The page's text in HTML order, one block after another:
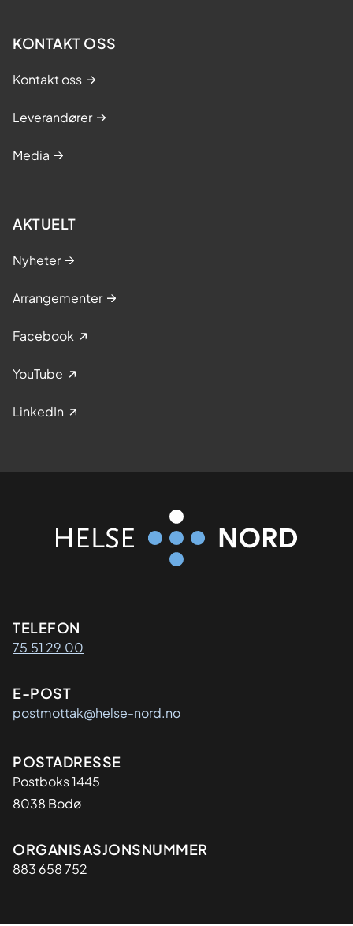
KONTAKT OSS
Kontakt oss
Leverandører
Media
AKTUELT
Nyheter
Arrangementer
Facebook
YouTube
LinkedIn
Kontaktinformasjon
TELEFON
75 51 29 00
E-POST
postmottak@helse-nord.no
Adresse
POSTADRESSE
Postboks 1445
8038 Bodø
Organisasjon
ORGANISASJONSNUMMER
883 658 752